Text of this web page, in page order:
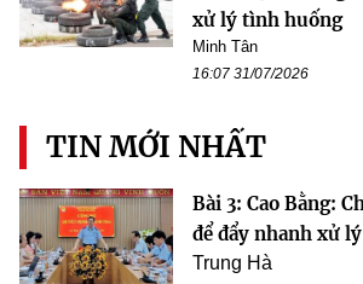
xử lý tình huống
Minh Tân
16:07 31/07/2026
TIN MỚI NHẤT
Bài 3: Cao Bằng:
để đẩy nhanh xử
Trung Hà